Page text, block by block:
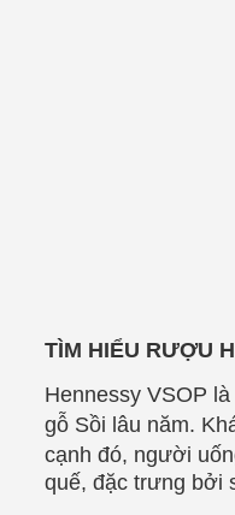
TÌM HIỂU RƯỢU
Hennessy VSOP
gỗ Sồi lâu năm.
cạnh đó, người
quế, đặc trưng bởi